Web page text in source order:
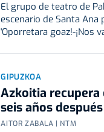
El grupo de teatro de
escenario de Santa
'Oporretara goaz!-¡Nos
GIPUZKOA
Azkoitia recupera
seis años después
AITOR ZABALA | NTM